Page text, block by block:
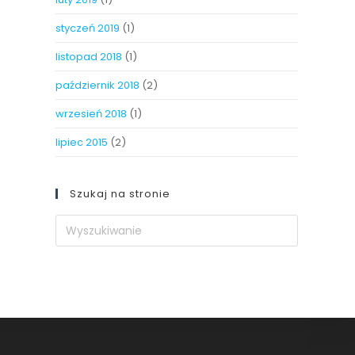
styczeń 2019 (1)
listopad 2018 (1)
październik 2018 (2)
wrzesień 2018 (1)
lipiec 2015 (2)
Szukaj na stronie